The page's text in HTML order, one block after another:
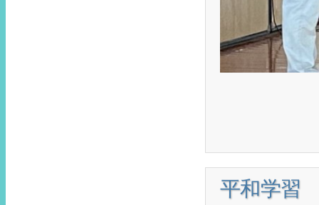
平和学習